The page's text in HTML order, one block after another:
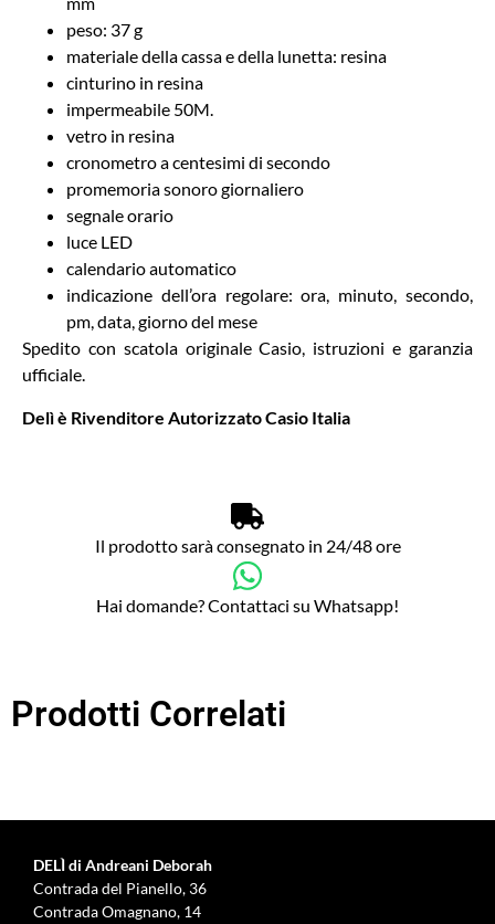
peso: 37 g
materiale della cassa e della lunetta: resina
cinturino in resina
impermeabile 50M.
vetro in resina
cronometro a centesimi di secondo
promemoria sonoro giornaliero
segnale orario
luce LED
calendario automatico
indicazione dell’ora regolare: ora, minuto, secondo,
pm, data, giorno del mese
Spedito con scatola originale Casio, istruzioni e garanzia
ufficiale.
Delì è Rivenditore Autorizzato Casio Italia
Il prodotto sarà consegnato in 24/48 ore
Hai domande? Contattaci su Whatsapp!
Prodotti Correlati
DELÌ di Andreani Deborah
Contrada del Pianello, 36
Contrada Omagnano, 14